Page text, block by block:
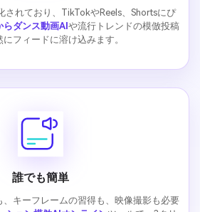
されており、TikTokやReels、Shortsにぴ
らダンス動画AIや流行トレンドの模倣投稿
にフィードに溶け込みます。
誰でも簡単
、キーフレームの習得も、映像撮影も必要